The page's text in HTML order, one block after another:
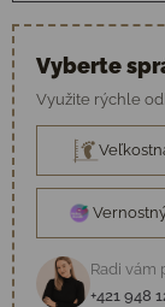
Vyberte
Využite rýchle
Radi vám
+421 948